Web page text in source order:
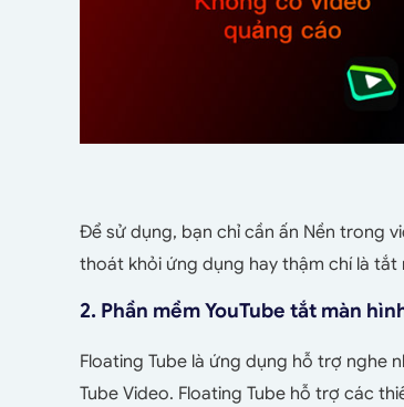
Để sử dụng, bạn chỉ cần ấn Nền trong
thoát khỏi ứng dụng hay thậm chí là tắt
2. Phần mềm YouTube tắt màn
Floating Tube là ứng dụng hỗ trợ nghe
Tube Video. Floating Tube hỗ trợ các